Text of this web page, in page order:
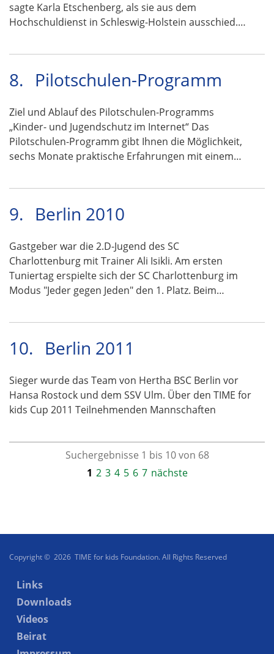
sagte Karla Etschenberg, als sie aus dem
Hochschuldienst in Schleswig-Holstein ausschied.…
8. Pilotschulen-Programm
Ziel und Ablauf des Pilotschulen-Programms
„Kinder- und Jugendschutz im Internet“ Das
Pilotschulen-Programm gibt Ihnen die Möglichkeit,
sechs Monate praktische Erfahrungen mit einem…
9. Berlin 2010
Gastgeber war die 2.D-Jugend des SC
Charlottenburg mit Trainer Ali Isikli. Am ersten
Tuniertag erspielte sich der SC Charlottenburg im
Modus "Jeder gegen Jeden" den 1. Platz. Beim…
10. Berlin 2011
Sieger wurde das Team von Hertha BSC Berlin vor
Hansa Rostock und dem SSV Ulm. Über den TIME for
kids Cup 2011 Teilnehmenden Mannschaften
Suchergebnisse 1 bis 10 von 68
1 2 3 4 5 6 7 nächste
Copyright © 2026 TIME for kids Foundation. All Rights Reserved
Links
Downloads
Videos
Beirat